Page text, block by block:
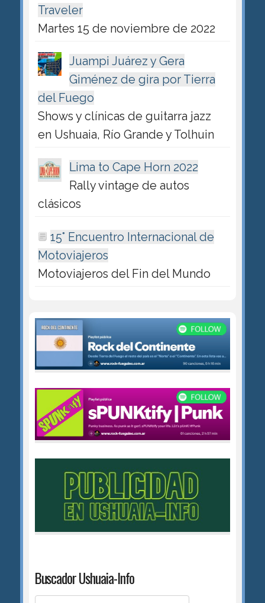
Traveler
Martes 15 de noviembre de 2022
Juampi Juárez y Gera
Giménez de gira por Tierra
del Fuego
Shows y clínicas de guitarra jazz
en Ushuaia, Río Grande y Tolhuin
Lima to Cape Horn 2022
Rally vintage de autos
clásicos
15° Encuentro Internacional de
Motoviajeros
Motoviajeros del Fin del Mundo
Buscador Ushuaia-Info